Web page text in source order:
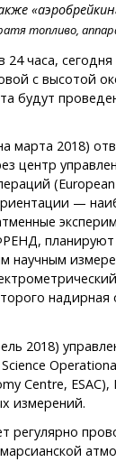
топливо,
часа,
с высотой
будут
марта 2018)
центр
—
планируют
научным
надирная
2018)
Centre,
измерений.
регулярно